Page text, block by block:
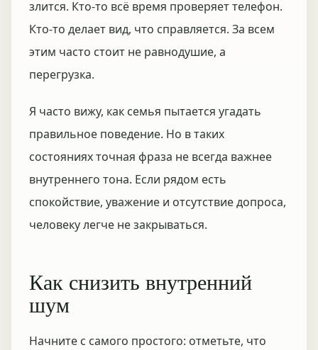
злится. Кто-то всё время проверяет телефон.
Кто-то делает вид, что справляется. За всем
этим часто стоит не равнодушие, а
перегрузка.
Я часто вижу, как семья пытается угадать
правильное поведение. Но в таких
состояниях точная фраза не всегда важнее
внутреннего тона. Если рядом есть
спокойствие, уважение и отсутствие допроса,
человеку легче не закрываться.
Как снизить внутренний
шум
Начните с самого простого: отметьте, что